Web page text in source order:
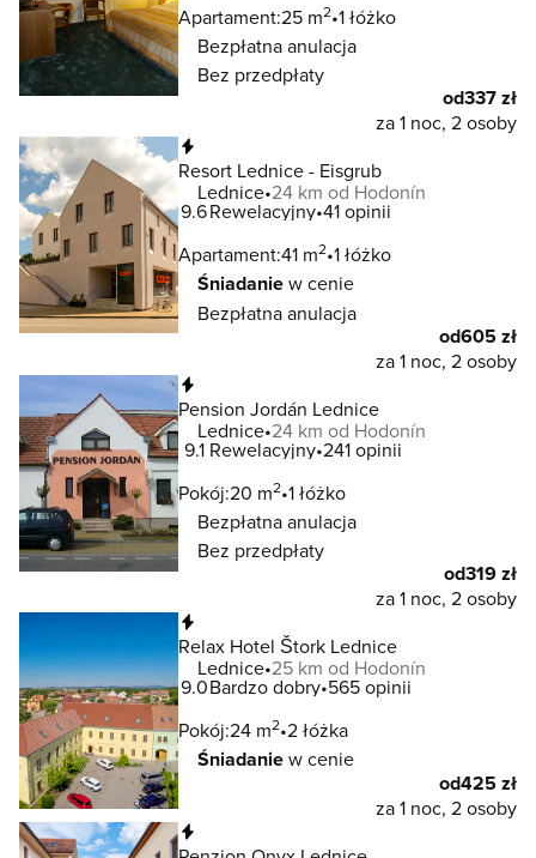
Apartament:25 m2 1 łóżko
Bezpłatna anulacja
Bez przedpłaty
od337 zł
za 1 noc, 2 osoby
Resort Lednice - Eisgrub
Lednice 24 km od Hodonín
9.6Rewelacyjny 41 opinii
Apartament:41 m2 1 łóżko
Śniadaniew cenie
Bezpłatna anulacja
od605 zł
za 1 noc, 2 osoby
Pension Jordán Lednice
Lednice 24 km od Hodonín
9.1 Rewelacyjny 241 opinii
Pokój:20 m2 1 łóżko
Bezpłatna anulacja
Bez przedpłaty
od319 zł
za 1 noc, 2 osoby
Relax Hotel Štork Lednice
Lednice 25 km od Hodonín
9.0Bardzo dobry 565 opinii
Pokój:24 m2 2 łóżka
Śniadaniew cenie
od425 zł
za 1 noc, 2 osoby